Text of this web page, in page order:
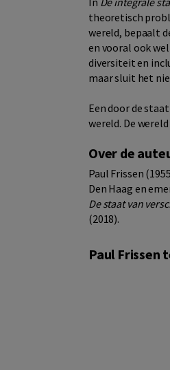
theoretisch
wereld, bepaalt
en vooral ook
diversiteit en
maar sluit het
Een door de
wereld. De
Over de
Paul Frissen
Den Haag en
De staat van
(2018).
Paul Frissen